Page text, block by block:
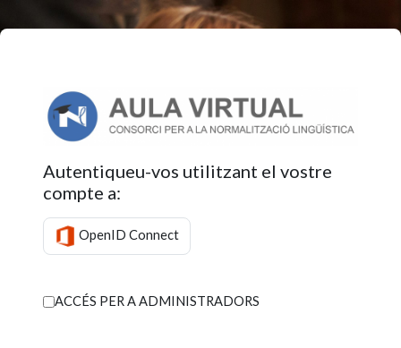
Anar al contingut principal
Consorci per a
Autentiqueu-vos utilitzant el vostre
compte a:
OpenID Connect
ACCÉS PER A ADMINISTRADORS